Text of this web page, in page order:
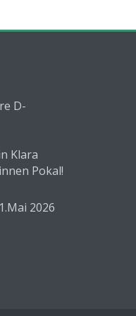
D-
Klara
Pokal!
2026